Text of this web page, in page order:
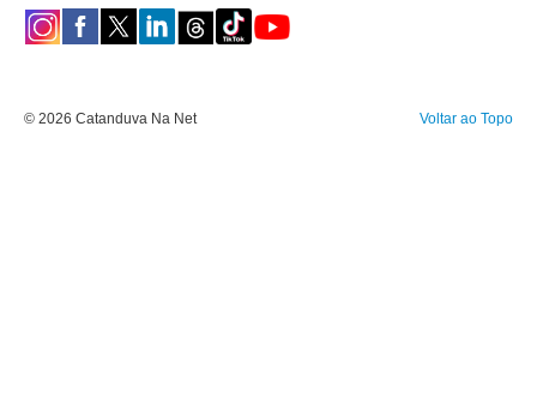
Voltar ao Topo
© 2026 Catanduva Na Net